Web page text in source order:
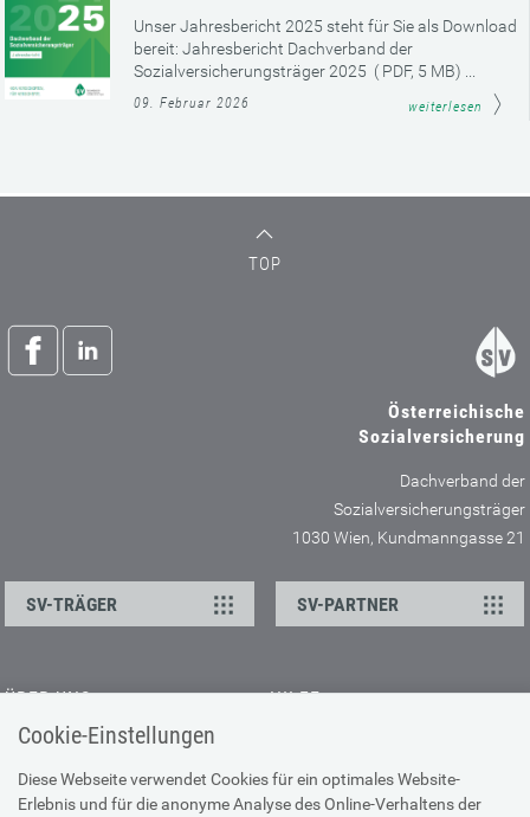
Cookie-Einstellungen
Diese Webseite verwendet Cookies für ein optimales Website-
Erlebnis und für die anonyme Analyse des Online-Verhaltens der
Unser Jahresbericht 2025 steht für Sie als Download
bereit: Jahresbericht Dachverband der
Sozialversicherungsträger 2025 ( PDF, 5 MB) ...
09. Februar 2026 weiterlesen
TOP
Österreichische
Sozialversicherung
Dachverband der
Sozialversicherungsträger
1030 Wien, Kundmanngasse 21
SV-TRÄGER SV-PARTNER
ÜBER UNS
Kontakt
Offene Stellen
Presse
HILFE
Browser-Info & Sicherheit
Hilfe zur Suche